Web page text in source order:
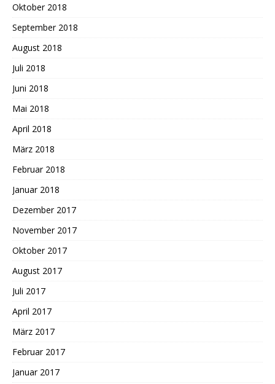
Oktober 2018
September 2018
August 2018
Juli 2018
Juni 2018
Mai 2018
April 2018
März 2018
Februar 2018
Januar 2018
Dezember 2017
November 2017
Oktober 2017
August 2017
Juli 2017
April 2017
März 2017
Februar 2017
Januar 2017